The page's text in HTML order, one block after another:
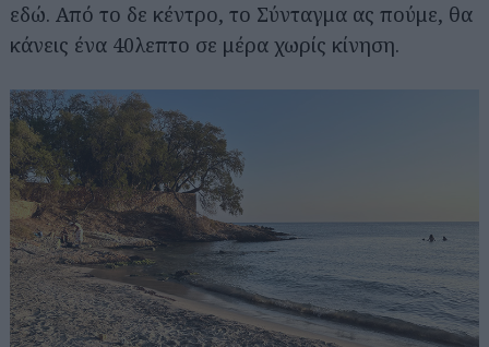
εδώ. Από το δε κέντρο, το Σύνταγμα ας πούμε, θα
κάνεις ένα 40λεπτο σε μέρα χωρίς κίνηση.